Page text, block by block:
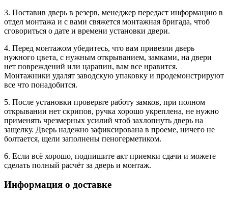
3. Поставив дверь в резерв, менеджер передаст информацию в
отдел монтажа и с вами свяжется монтажная бригада, чтоб
сговориться о дате и времени установки двери.
4. Перед монтажом убедитесь, что вам привезли дверь
нужного цвета, с нужным открыванием, замками, на двери
нет повреждений или царапин, вам все нравится.
Монтажники удалят заводскую упаковку и продемонстрируют
все что понадобится.
5. После установки проверьте работу замков, при полном
открывании нет скрипов, ручка хорошо укреплена, не нужно
применять чрезмерных усилий чтоб захлопнуть дверь на
защелку. Дверь надежно зафиксирована в проеме, ничего не
болтается, щели заполнены пеногерметиком.
6. Если всё хорошо, подпишите акт приемки сдачи и можете
сделать полный расчёт за дверь и монтаж.
Информация о доставке